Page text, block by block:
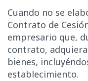
Cuando no se
Contrato de
empresario que,
contrato,
bienes,
establecimiento.